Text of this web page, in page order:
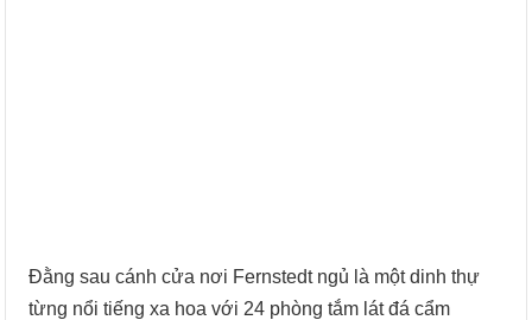
Đằng sau cánh cửa nơi Fernstedt ngủ là một dinh thự
từng nổi tiếng xa hoa với 24 phòng tắm lát đá cẩm